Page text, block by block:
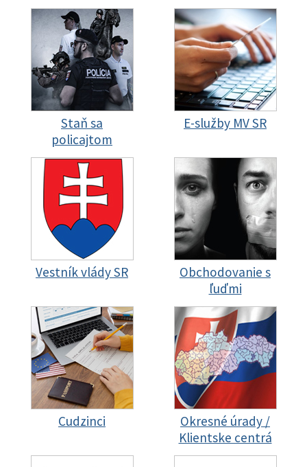
Staň sa
policajtom
E-služby MV SR
Vestník vlády SR
Obchodovanie s
ľuďmi
Cudzinci
Okresné úrady /
Klientske centrá